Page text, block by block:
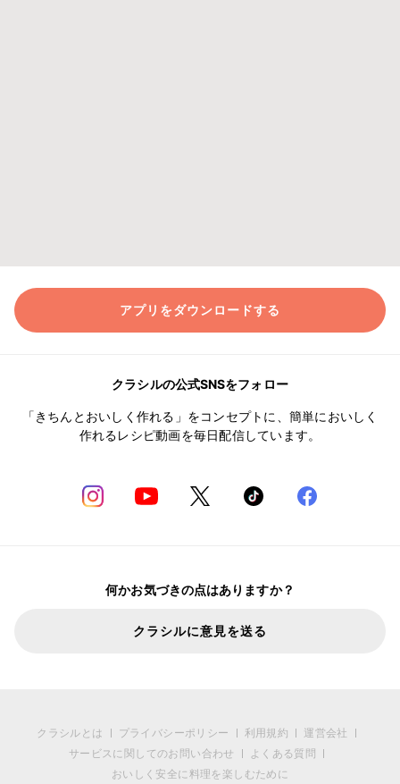
アプリをダウンロードする
クラシルの公式SNSをフォロー
「きちんとおいしく作れる」をコンセプトに、簡単においしく
作れるレシピ動画を毎日配信しています。
何かお気づきの点はありますか？
クラシルに意見を送る
クラシルとは プライバシーポリシー 利用規約
運営会社
サービスに関してのお問い合わせ
よくある質問
おいしく安全に料理を楽しむために